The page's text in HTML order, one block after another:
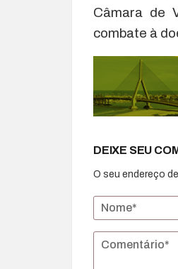
Câmara de
combate à
DEIXE SEU
O seu endereço